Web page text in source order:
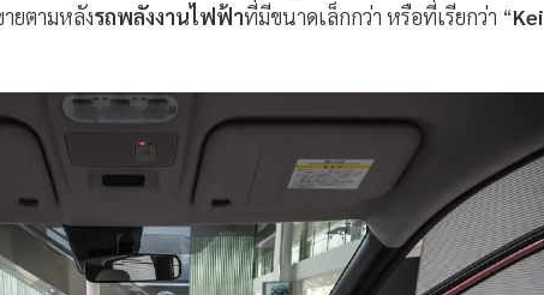
ยตามหลังรถพลังงานไฟฟ้าที่มีขนาดเล็กกว่า หรือที่เรียกว่า “Kei